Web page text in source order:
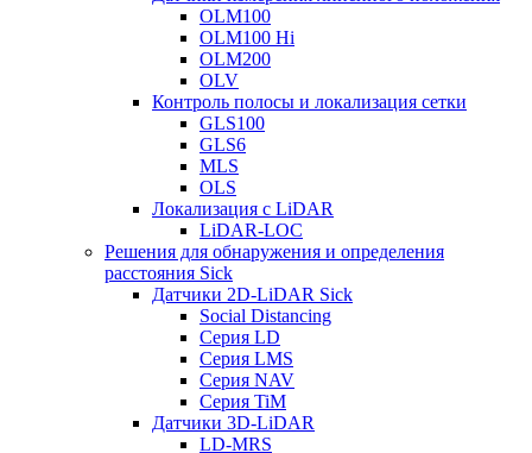
OLM100
OLM100 Hi
OLM200
OLV
Контроль полосы и локализация сетки
GLS100
GLS6
MLS
OLS
Локализация с LiDAR
LiDAR-LOC
Решения для обнаружения и определения
расстояния Sick
Датчики 2D-LiDAR Sick
Social Distancing
Серия LD
Серия LMS
Серия NAV
Серия TiM
Датчики 3D-LiDAR
LD-MRS